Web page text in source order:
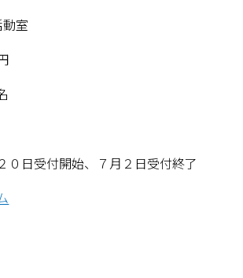
室
０日受付開始、７月２日受付終了